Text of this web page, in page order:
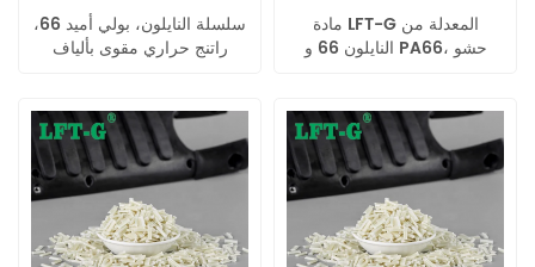
سلسلة النايلون، بولي أميد 66،
راتنج حراري مقوى بألياف
مادة LFT-G المعدلة من
النايلون 66 و PA66، حشو